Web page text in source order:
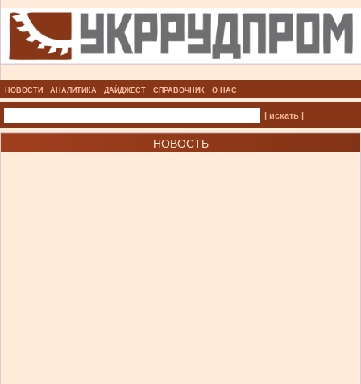
НОВОСТИ АНАЛИТИКА ДАЙДЖЕСТ СПРАВОЧНИК О НАС
| искать |
НОВОСТЬ